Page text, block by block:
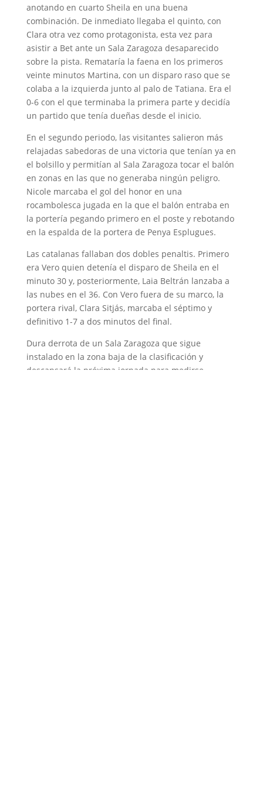
anotando en cuarto Sheila en una buena
combinación. De inmediato llegaba el quinto, con
Clara otra vez como protagonista, esta vez para
asistir a Bet ante un Sala Zaragoza desaparecido
sobre la pista. Remataría la faena en los primeros
veinte minutos Martina, con un disparo raso que se
colaba a la izquierda junto al palo de Tatiana. Era el
0-6 con el que terminaba la primera parte y decidía
un partido que tenía dueñas desde el inicio.
En el segundo periodo, las visitantes salieron más
relajadas sabedoras de una victoria que tenían ya en
el bolsillo y permitían al Sala Zaragoza tocar el balón
en zonas en las que no generaba ningún peligro.
Nicole marcaba el gol del honor en una
rocambolesca jugada en la que el balón entraba en
la portería pegando primero en el poste y rebotando
en la espalda de la portera de Penya Esplugues.
Las catalanas fallaban dos dobles penaltis. Primero
era Vero quien detenía el disparo de Sheila en el
minuto 30 y, posteriormente, Laia Beltrán lanzaba a
las nubes en el 36. Con Vero fuera de su marco, la
portera rival, Clara Sitjás, marcaba el séptimo y
definitivo 1-7 a dos minutos del final.
Dura derrota de un Sala Zaragoza que sigue
instalado en la zona baja de la clasificación y
descansará la próxima jornada para medirse